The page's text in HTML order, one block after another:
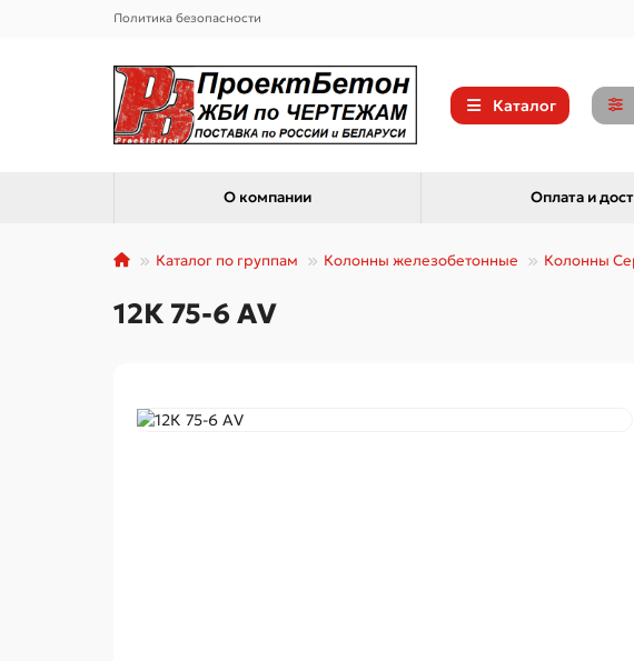
Политика безопасности
Каталог
О компании Оплата и
Каталог по группам Колонны железобетонные Колонны
12К 75-6 АV